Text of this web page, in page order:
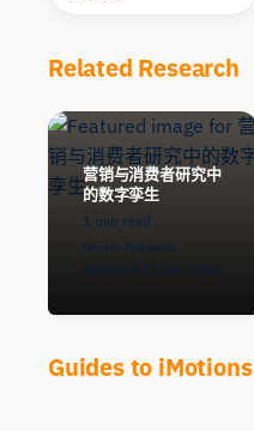
Related Research
营销与消费者研究中
的数字孪生
1 min read
Morten Pedersen
Updated 11/06/2026
Guides to iMotions